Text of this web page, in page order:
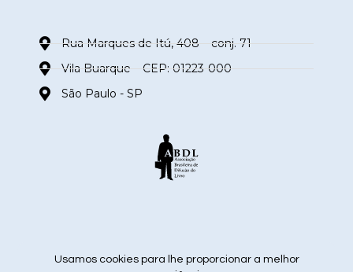
Rua Marques de Itú, 408 – conj. 71
Vila Buarque – CEP: 01223-000
São Paulo - SP
siga nas redes sociais
Usamos cookies para lhe proporcionar a melhor